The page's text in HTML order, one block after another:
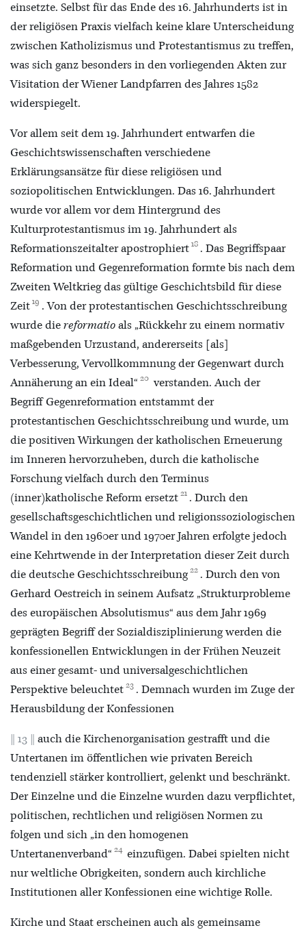
einsetzte. Selbst für das Ende des 16. Jahrhunderts ist in
der religiösen Praxis vielfach keine klare Unterscheidung
zwischen Katholizismus und Protestantismus zu treffen,
was sich ganz besonders in den vorliegenden Akten zur
Visitation der Wiener Landpfarren des Jahres 1582
widerspiegelt.
Vor allem seit dem 19. Jahrhundert entwarfen die
Geschichtswissenschaften verschiedene
Erklärungsansätze für diese religiösen und
soziopolitischen Entwicklungen. Das 16. Jahrhundert
wurde vor allem vor dem Hintergrund des
Kulturprotestantismus im 19. Jahrhundert als
Reformationszeitalter apostrophiert 18 . Das Begriffspaar
Reformation und Gegenreformation formte bis nach dem
Zweiten Weltkrieg das gültige Geschichtsbild für diese
Zeit 19 . Von der protestantischen Geschichtsschreibung
wurde die reformatio als „Rückkehr zu einem normativ
maßgebenden Urzustand, andererseits [als]
Verbesserung, Vervollkommnung der Gegenwart durch
Annäherung an ein Ideal“ 20 verstanden. Auch der
Begriff Gegenreformation entstammt der
protestantischen Geschichtsschreibung und wurde, um
die positiven Wirkungen der katholischen Erneuerung
im Inneren hervorzuheben, durch die katholische
Forschung vielfach durch den Terminus
(inner)katholische Reform ersetzt 21 . Durch den
gesellschaftsgeschichtlichen und religionssoziologischen
Wandel in den 1960er und 1970er Jahren erfolgte jedoch
eine Kehrtwende in der Interpretation dieser Zeit durch
die deutsche Geschichtsschreibung 22 . Durch den von
Gerhard Oestreich in seinem Aufsatz „Strukturprobleme
des europäischen Absolutismus“ aus dem Jahr 1969
geprägten Begriff der Sozialdisziplinierung werden die
konfessionellen Entwicklungen in der Frühen Neuzeit
aus einer gesamt- und universalgeschichtlichen
Perspektive beleuchtet 23 . Demnach wurden im Zuge der
Herausbildung der Konfessionen
13
auch die Kirchenorganisation gestrafft und die
Untertanen im öffentlichen wie privaten Bereich
tendenziell stärker kontrolliert, gelenkt und beschränkt.
Der Einzelne und die Einzelne wurden dazu verpflichtet,
politischen, rechtlichen und religiösen Normen zu
folgen und sich „in den homogenen
Untertanenverband“ 24 einzufügen. Dabei spielten nicht
nur weltliche Obrigkeiten, sondern auch kirchliche
Institutionen aller Konfessionen eine wichtige Rolle.
Kirche und Staat erscheinen auch als gemeinsame